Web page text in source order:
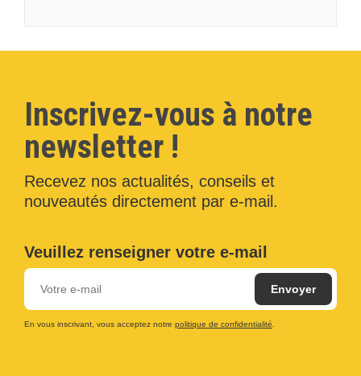
Inscrivez-vous à notre
newsletter !
Recevez nos actualités, conseils et
nouveautés directement par e-mail.
Veuillez renseigner votre e-mail
En vous inscrivant, vous acceptez notre politique de confidentialité